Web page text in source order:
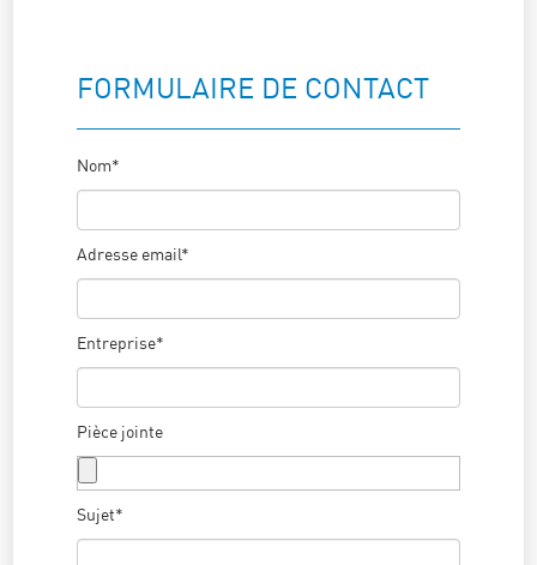
FORMULAIRE DE CONTACT
Nom*
Adresse email*
Entreprise*
Pièce jointe
Sujet*